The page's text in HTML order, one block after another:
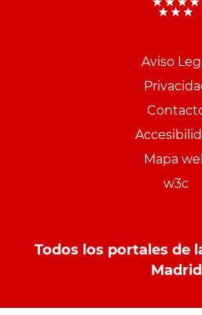
Aviso
Mapa
w3c
Todos los portales de
Madrid